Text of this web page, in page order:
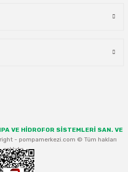
VE HİDROFOR SİSTEMLERİ SAN. VE
- pompamerkezi.com © Tüm hakları
saklıdır.